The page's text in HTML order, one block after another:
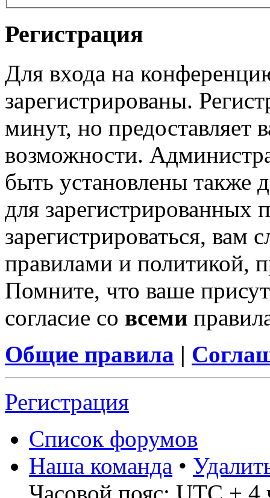
Регистрация
Для входа на
зарегистрированы.
минут, но предоставляет
возможности.
быть установлены также
для зарегистрированных
зарегистрироваться, вам
правилами и политикой,
Помните, что ваше
согласие со всеми
Общие правила |
Регистрация
Список форумов
Наша команда •
Часовой пояс: UTC + 4